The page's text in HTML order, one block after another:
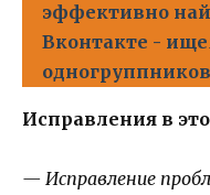
эффективно
Вконтакте -
Исправления в
— Исправление